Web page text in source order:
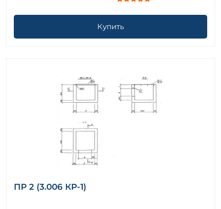
Купить
ПР 2 (3.006 КР-1)